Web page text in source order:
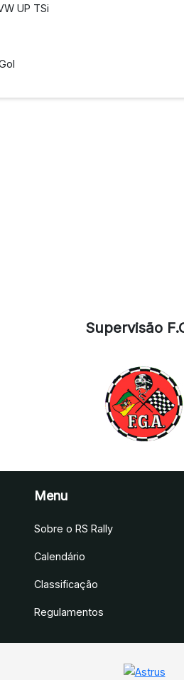
UP TSi
Supervisão
Menu
Sobre o RS Rally
Calendário
Classificação
Regulamentos